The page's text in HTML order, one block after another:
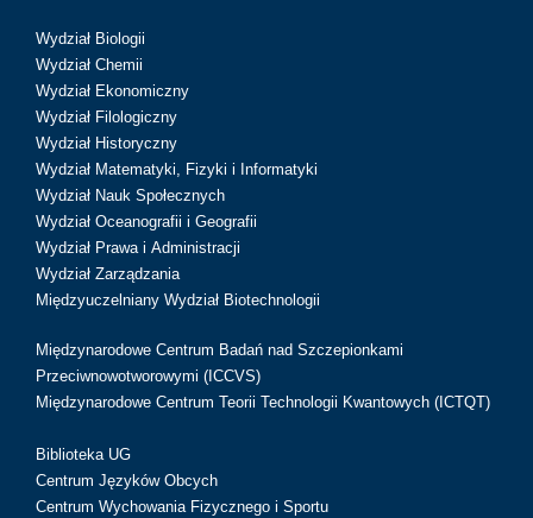
Wydział Biologii
Wydział Chemii
Wydział Ekonomiczny
Wydział Filologiczny
Wydział Historyczny
Wydział Matematyki, Fizyki i Informatyki
Wydział Nauk Społecznych
Wydział Oceanografii i Geografii
Wydział Prawa i Administracji
Wydział Zarządzania
Międzyuczelniany Wydział Biotechnologii
Międzynarodowe Centrum Badań nad Szczepionkami
Przeciwnowotworowymi (ICCVS)
Międzynarodowe Centrum Teorii Technologii Kwantowych (ICTQT)
Biblioteka UG
Centrum Języków Obcych
Centrum Wychowania Fizycznego i Sportu